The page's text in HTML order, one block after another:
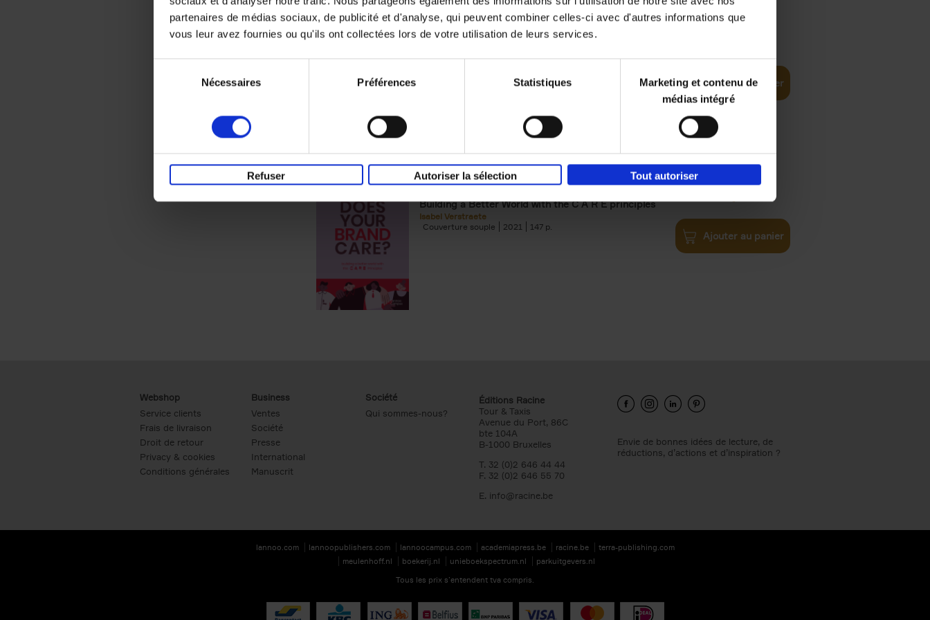
partenaires de médias sociaux, de publicité et d'analyse, qui peuvent combiner celles-ci avec d'autres informations que
vous leur avez fournies ou qu'ils ont collectées lors de votre utilisation de leurs services.
Nécessaires Préférences Statistiques
Marketing et contenu de
médias intégré
Refuser Autoriser la sélection Tout autoriser
Digital marketing like a PRO -
completely revised edition
Ajouter au panier
Does Your Brand Care?
Building a Better World with the C A R E principles
Isabel Verstraete
Couverture souple
2021 147
€34,99
Ajouter au panier
Webshop
Service clients
Frais de livraison
Droit de retour
Privacy & cookies
Conditions générales
Business
Ventes
Société
Presse
International
Manuscrit
Société
Qui sommes-nous?
Éditions Racine
Tour & Taxis
Avenue du Port, 86C
bte 104A
B-1000 Bruxelles
T. 32 (0)2 646 44 44
F. 32 (0)2 646 55 70
E. info@racine.be
Envie de bonnes idées de lecture, de
réductions, d’actions et d’inspiration ?
lannoo.com lannoopublishers.com lannoocampus.com academiapress.be racine.be
terra-publishing.com
meulenhoff.nl
boekerij.nl unieboekspectrum.nl
parkuitgevers.nl
Tous les prix s’entendent tva compris.